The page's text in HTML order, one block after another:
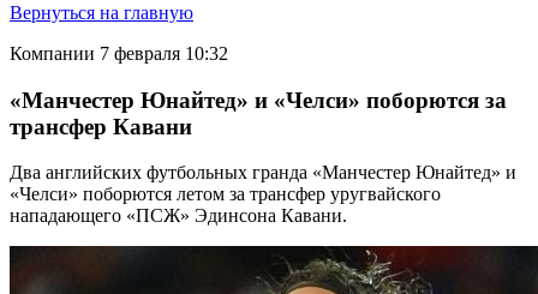
Вернуться на главную
Компании 7 февраля 10:32
«Манчестер Юнайтед» и «Челси» поборются за
трансфер Кавани
Два английских футбольных гранда «Манчестер Юнайтед» и
«Челси» поборются летом за трансфер уругвайского
нападающего «ПСЖ» Эдинсона Кавани.